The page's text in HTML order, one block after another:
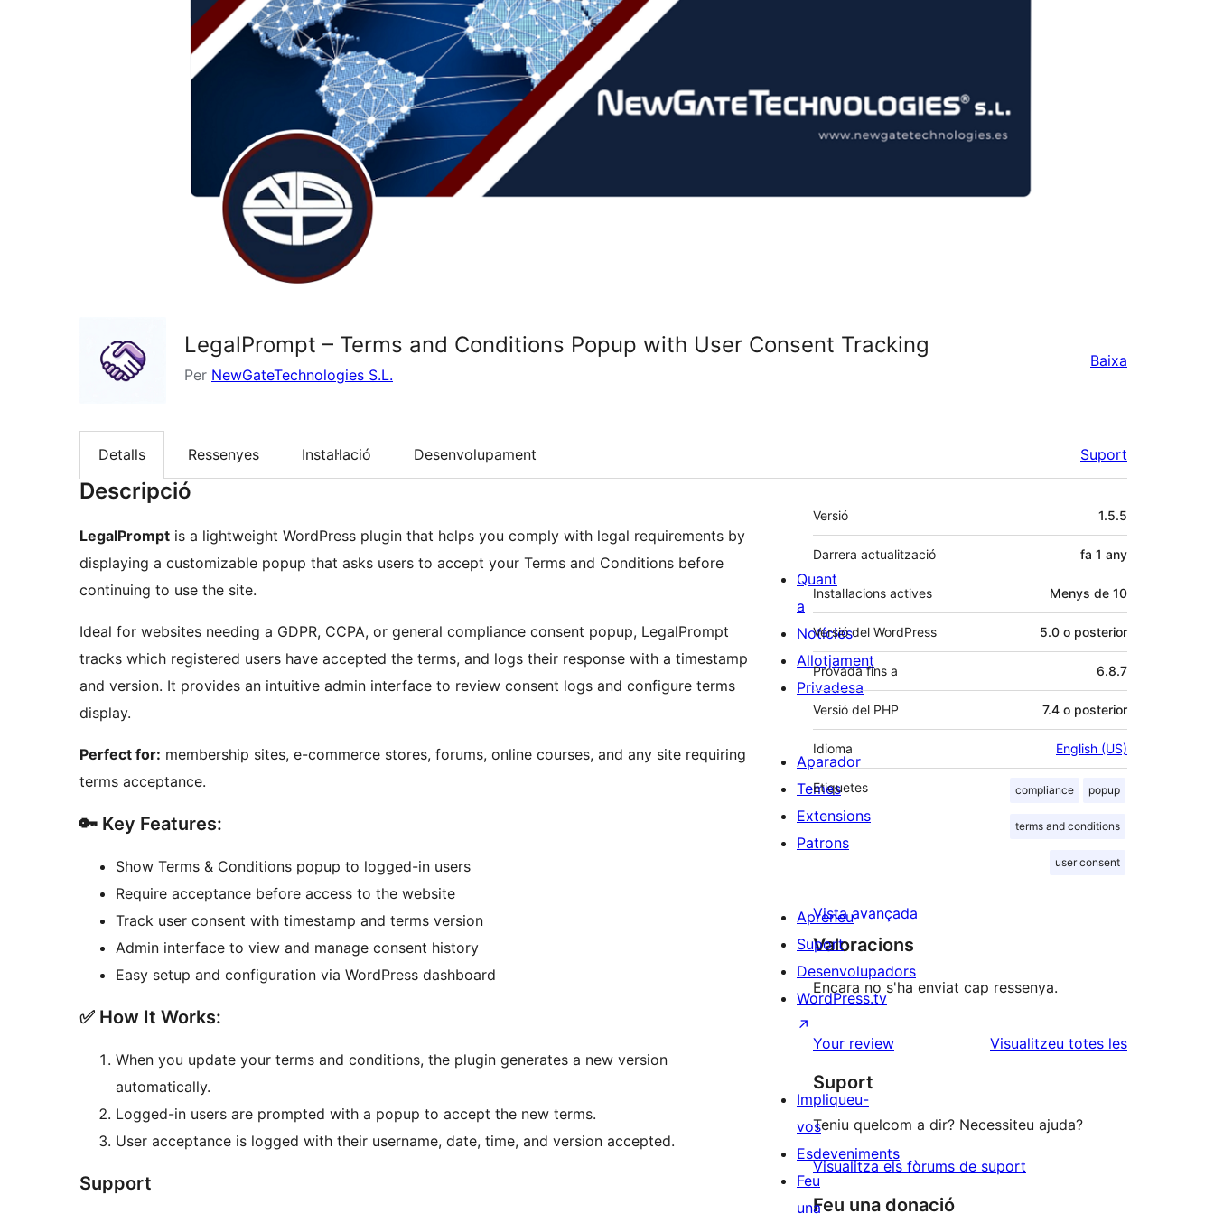
LegalPrompt – Terms and Conditions Popup with User Consent Tracking
Per NewGateTechnologies S.L.
Baixa
Detalls Ressenyes Instal·lació Desenvolupament Suport
Descripció
LegalPrompt is a lightweight WordPress plugin that helps you comply with legal requirements by
displaying a customizable popup that asks users to accept your Terms and Conditions before
continuing to use the site.
Ideal for websites needing a GDPR, CCPA, or general compliance consent popup, LegalPrompt
tracks which registered users have accepted the terms, and logs their response with a timestamp
and version. It provides an intuitive admin interface to review consent logs and configure terms
display.
Perfect for: membership sites, e-commerce stores, forums, online courses, and any site requiring
terms acceptance.
🔑 Key Features:
Show Terms & Conditions popup to logged-in users
Require acceptance before access to the website
Track user consent with timestamp and terms version
Admin interface to view and manage consent history
Easy setup and configuration via WordPress dashboard
✅ How It Works:
When you update your terms and conditions, the plugin generates a new version
automatically.
Logged-in users are prompted with a popup to accept the new terms.
User acceptance is logged with their username, date, time, and version accepted.
Support
Meta
Versió 1.5.5
Darrera actualització fa 1 any
Instal·lacions actives Menys de 10
Versió del WordPress 5.0 o posterior
Provada fins a 6.8.7
Versió del PHP 7.4 o posterior
Idioma English (US)
Etiquetes compliance popup
terms and conditions
user consent
Vista avançada
Valoracions
Encara no s'ha enviat cap ressenya.
Your review Visualitzeu totes lesressenyes
Suport
Teniu quelcom a dir? Necessiteu ajuda?
Visualitza els fòrums de suport
Feu una donació
Quant
a
Notícies
Allotjament
Privadesa
Aparador
Temes
Extensions
Patrons
Apreneu
Suport
Desenvolupadors
WordPress.tv
↗
Impliqueu-
vos
Esdeveniments
Feu
una